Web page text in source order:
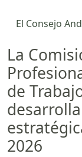
El Consejo
La
de
2026